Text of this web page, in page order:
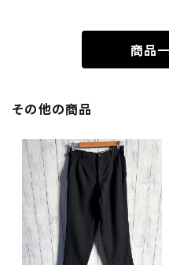
商品
その他の商品